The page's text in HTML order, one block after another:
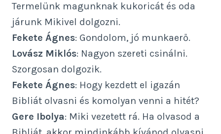
Termelünk magunknak kukoricát és oda
járunk Mikivel dolgozni.
Fekete Ágnes: Gondolom, jó munkaerő.
Lovász Miklós: Nagyon szereti csinálni.
Szorgosan dolgozik.
Fekete Ágnes: Hogy kezdett el igazán
Bibliát olvasni és komolyan venni a hitét?
Gere Ibolya: Miki vezetett rá. Ha olvasod a